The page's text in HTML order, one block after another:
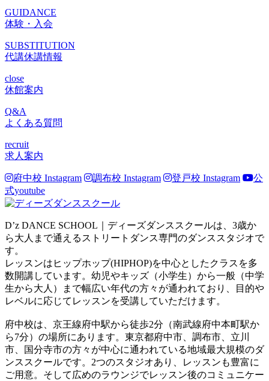
GUIDANCE
体験・入会
SUBSTITUTION
代講休講情報
close
休館案内
Q&A
よくある質問
recruit
求人案内
府中校 Instagram 調布校 Instagram 登戸校 Instagram
公
式youtube
D’z DANCE SCHOOL｜ディーズダンススクールは、3歳か
ら大人まで通えるストリートダンス専門のダンススタジオで
す。
レッスンはヒップホップ(HIPHOP)を中心としたクラスを多
数開講しています。幼児やキッズ（小学生）から一般（中学
生から大人）まで幅広い年代の方々が通われており、目的や
レベルに応じてレッスンを受講していただけます。
府中校は、京王線府中駅から徒歩2分（南武線府中本町駅か
ら7分）の場所にあります。東京都府中市、調布市、立川
市、国分寺市の方々が中心に通われている地域最大規模のダ
ンススクールです。2つのスタジオあり、レッスンも豊富に
ご用意。そして広めのラウンジでレッスン後のコミュニケー